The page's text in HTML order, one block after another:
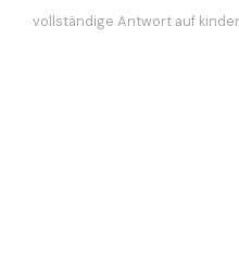
vollständige Antwort auf